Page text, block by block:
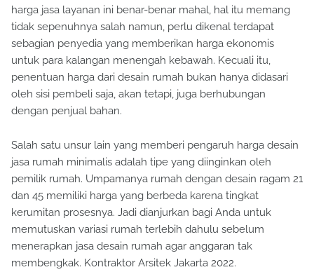
harga jasa layanan ini benar-benar mahal, hal itu memang
tidak sepenuhnya salah namun, perlu dikenal terdapat
sebagian penyedia yang memberikan harga ekonomis
untuk para kalangan menengah kebawah. Kecuali itu,
penentuan harga dari desain rumah bukan hanya didasari
oleh sisi pembeli saja, akan tetapi, juga berhubungan
dengan penjual bahan.
Salah satu unsur lain yang memberi pengaruh harga desain
jasa rumah minimalis adalah tipe yang diinginkan oleh
pemilik rumah. Umpamanya rumah dengan desain ragam 21
dan 45 memiliki harga yang berbeda karena tingkat
kerumitan prosesnya. Jadi dianjurkan bagi Anda untuk
memutuskan variasi rumah terlebih dahulu sebelum
menerapkan jasa desain rumah agar anggaran tak
membengkak. Kontraktor Arsitek Jakarta 2022.